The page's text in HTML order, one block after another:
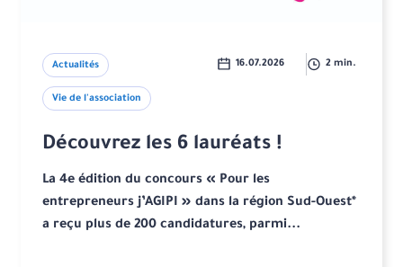
Actualités
Vie de l'association
16.07.2026 2 min.
Découvrez les 6 lauréats !
La 4e édition du concours « Pour les
entrepreneurs j’AGIPI » dans la région Sud-Ouest*
a reçu plus de 200 candidatures, parmi...